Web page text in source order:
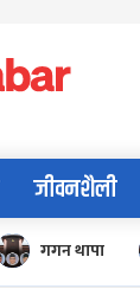
जीवनशैली
गगन थापा